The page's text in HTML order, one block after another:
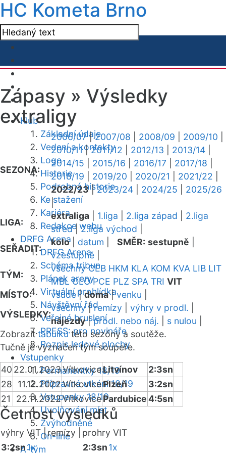
HC Kometa Brno
Klub
Základní údaje
Vedení a kontakty
Logo
Historie
Podrobná historie
Ke stažení
Kariéra
Redakce webu
DRFG Arena
DRFG Arena
Schéma tribun
Plánek areny
Virtuální prohlídka
Návštěvní řád
Veřejné bruslení
PRESS: pro novináře
Rozpis ledové plochy
Vstupenky
Permanentky 18/19
Přípravná utkání 18/19
Vstupenky 18/19
Uvolňování míst
Zvýhodněné
On-line
A-tým
Zápasy » Výsledky
extraligy
SEZONA:
2006/07|2007/08 2008/09 2009/10
2010/11|2011/12 2012/13 2013/14
2014/15
2015/16 2016/17 2017/18
2018/19
2019/20 2020/21 2021/22
2022/23|2023/24 2024/25
2025/26
|
LIGA:
extraliga 1.liga 2.liga západ
2.liga
střed|2.liga východ
SEŘADIT:
kolo| datum SMĚR: sestupně
vzestupně
TÝM:
všechny CEB HKM KLA KOM KVA LIB LIT
MBL OLO PCE PLZ SPA TRI VIT
MÍSTO:
všude|doma|venku
VÝSLEDKY:
všechny|remízy výhry v prodl.
nájezdy|prodl. nebo náj. s nulou
Zobrazittabulkutéto sezóny a soutěže.
Tučně je vyznačen tým soupeře.
40 22.01.2023VítkoviceLitvínov
2:3sn
28
11.12.2022VítkovicePlzeň
3:2sn
21
22.11.2022VítkovicePardubice4:5sn
Četnost výsledků
výhry VIT |remízy |
prohry VIT
3:2sn1x 2:3sn1x